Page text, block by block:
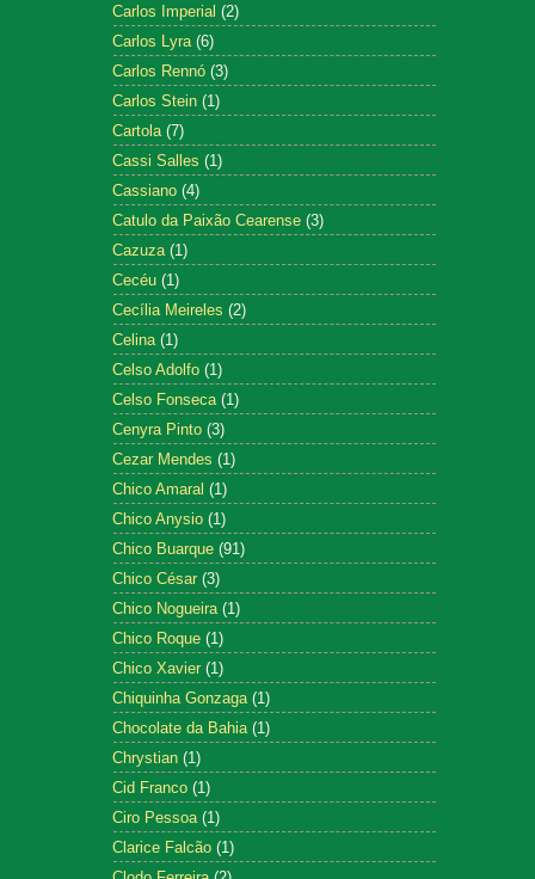
Carlos Imperial (2)
Carlos Lyra (6)
Carlos Rennó (3)
Carlos Stein (1)
Cartola (7)
Cassi Salles (1)
Cassiano (4)
Catulo da Paixão Cearense (3)
Cazuza (1)
Cecéu (1)
Cecília Meireles (2)
Celina (1)
Celso Adolfo (1)
Celso Fonseca (1)
Cenyra Pinto (3)
Cezar Mendes (1)
Chico Amaral (1)
Chico Anysio (1)
Chico Buarque (91)
Chico César (3)
Chico Nogueira (1)
Chico Roque (1)
Chico Xavier (1)
Chiquinha Gonzaga (1)
Chocolate da Bahia (1)
Chrystian (1)
Cid Franco (1)
Ciro Pessoa (1)
Clarice Falcão (1)